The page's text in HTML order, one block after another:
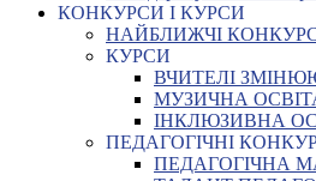
КОНКУРСИ І КУРСИ
НАЙБЛИЖЧІ
КУРСИ
ВЧИТЕЛІ
МУЗИЧНА ОСВІТА
ІНКЛЮЗИВНА
ПЕДАГОГІЧНІ
ПЕДАГОГІЧНА